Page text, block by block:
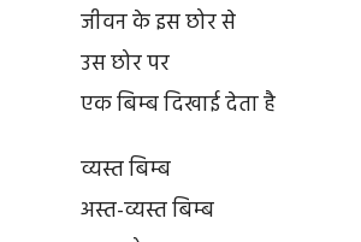
जीवन के इस छोर से
उस छोर पर
एक बिम्ब दिखाई देता है
व्यस्त बिम्ब
अस्त-व्यस्त बिम्ब